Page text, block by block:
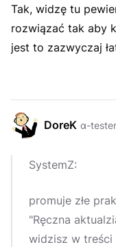
Tak, widzę tu
rozwiązać tak aby
jest to zazwyczaj
DoreK α-
SystemZ:
promuje złe
"Ręczna
widzisz w